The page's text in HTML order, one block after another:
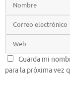
Guarda mi
para la próxima vez